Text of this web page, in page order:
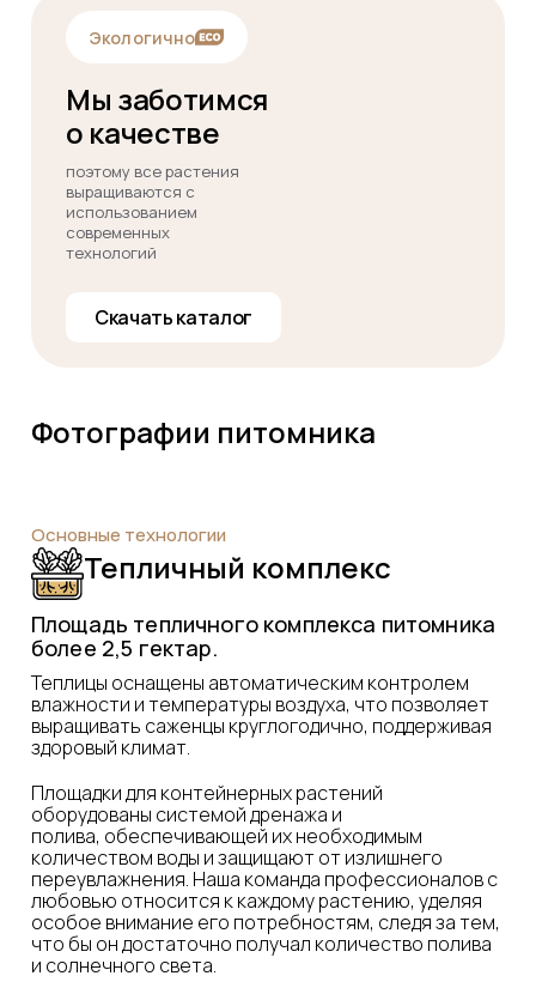
Экологично
Мы заботимся
о качестве
поэтому все растения
выращиваются с
использованием
современных
технологий
Скачать каталог
Фотографии питомника
Основные технологии
Тепличный комплекс
Площадь тепличного комплекса питомника
более 2,5 гектар.
Теплицы оснащены автоматическим контролем
влажности и температуры воздуха, что позволяет
выращивать саженцы круглогодично, поддерживая
здоровый климат.
Площадки для контейнерных растений
оборудованы системой дренажа и
полива, обеспечивающей их необходимым
количеством воды и защищают от излишнего
переувлажнения. Наша команда профессионалов с
любовью относится к каждому растению, уделяя
особое внимание его потребностям, следя за тем,
что бы он достаточно получал количество полива
и солнечного света.